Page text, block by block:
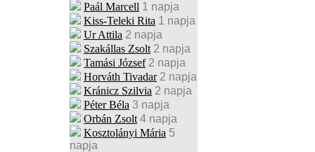
Paál Marcell 1 napja
Kiss-Teleki Rita 1 napja
Ur Attila 2 napja
Szakállas Zsolt 2 napja
Tamási József 2 napja
Horváth Tivadar 2 napja
Kránicz Szilvia 2 napja
Péter Béla 3 napja
Orbán Zsolt 4 napja
Kosztolányi Mária 5
napja